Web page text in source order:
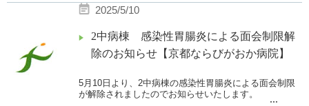
いたします。
ご参照ください。
2025/5/10
2中病棟 感染性胃腸炎による面会制限解
除のお知らせ【京都ならびがおか病院】
5月10日より、2中病棟の感染性胃腸炎による面会制限
が解除されましたのでお知らせいたします。
...